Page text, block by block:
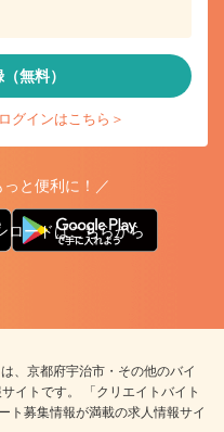
無料）
グインはこちら＞
と便利に！／
ロードはこちらから
、京都府宇治市・その他のバイ
イトです。 「クリエイトバイト
ト募集情報が満載の求人情報サイ